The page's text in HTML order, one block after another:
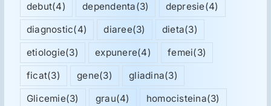
debut(4) dependenta(3) depresie(4)
diagnostic(4) diaree(3) dieta(3)
etiologie(3) expunere(4) femei(3)
ficat(3) gene(3) gliadina(3)
Glicemie(3) grau(4) homocisteina(3)